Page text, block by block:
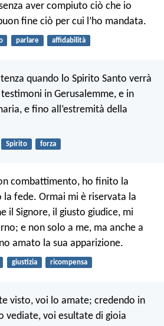
aver compiuto ciò che io
fine ciò per cui l’ho mandata.
parlare affidabilità
quando lo Spirito Santo verrà
in Gerusalemme, e in
e fino all’estremità della
Spirito forza
combattimento, ho finito la
la fede. Ormai mi è riservata la
il Signore, il giusto giudice, mi
e non solo a me, ma anche a
amato la sua apparizione.
giustizia ricompensa
visto, voi lo amate; credendo in
vediate, voi esultate di gioia